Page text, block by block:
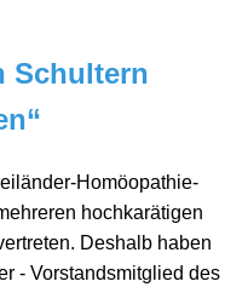
Schultern
Homöopathie-
hochkarätigen
Deshalb haben
- Vorstandsmitglied des